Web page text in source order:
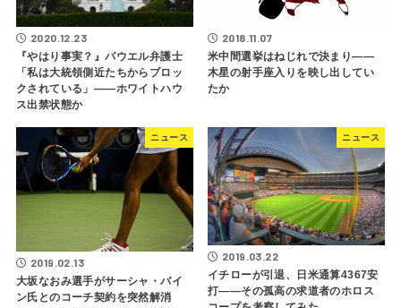
2020.12.23
『やはり事実？』パウエル弁護士
「私は大統領側近たちからブロッ
クされている」――ホワイトハウ
ス出禁状態か
2018.11.07
米中間選挙はねじれで決まり――
木星の射手座入りを映し出してい
たか
ニュース
2019.02.13
大坂なおみ選手がサーシャ・バイ
ン氏とのコーチ契約を突然解消
ニュース
2019.03.22
イチローが引退、日米通算4367安
打――その孤高の求道者のホロス